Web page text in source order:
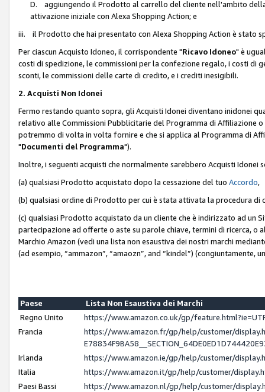
D. aggiungendo il Prodotto al carrello del cliente nell'ambito
attivazione iniziale con Alexa Shopping Action; e
iii. il Prodotto che hai presentato con Alexa Shopping Action è stato
Per ciascun Acquisto Idoneo, il corrispondente "Ricavo Idoneo" è
costi di spedizione, le commissioni per la confezione regalo, i costi di
sconti, le commissioni delle carte di credito, e i crediti inesigibili.
2. Acquisti Non Idonei
Fermo restando quanto sopra, gli Acquisti Idonei diventano inidonei
relativo alle Commissioni Pubblicitarie del Programma di Affiliazione
potremmo di volta in volta fornire e che si applica al Programma di
"Documenti del Programma").
Inoltre, i seguenti acquisti che normalmente sarebbero Acquisti
(a) qualsiasi Prodotto acquistato dopo la cessazione del tuo Accordo,
(b) qualsiasi ordine di Prodotto per cui è stata attivata la procedura di
(c) qualsiasi Prodotto acquistato da un cliente che è indirizzato ad un
partecipazione ad offerte o aste su parole chiave, termini di ricerca,
Marchio Amazon (vedi una lista non esaustiva dei nostri marchi
(ad esempio, “ammazon”, “amaozn”, and “kindel”) (congiuntamente,
Paese
Lista Non Esaustiva dei Marchi
Regno Unito
https://www.amazon.co.uk/gp/
Francia
https://www.amazon.fr/gp/help/customer/
Irlanda
https://www.amazon.ie/gp/help/customer/
Italia
https://www.amazon.it/gp/help/customer/
Paesi Bassi
https://www.amazon.nl/gp/help/customer/